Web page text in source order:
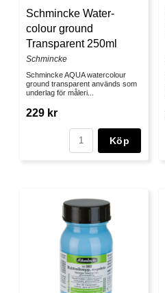
Schmincke Water-
colour ground
Transparent 250ml
Schmincke
Schmincke AQUA watercolour
ground transparent används som
underlag för måleri...
229 kr
Köp